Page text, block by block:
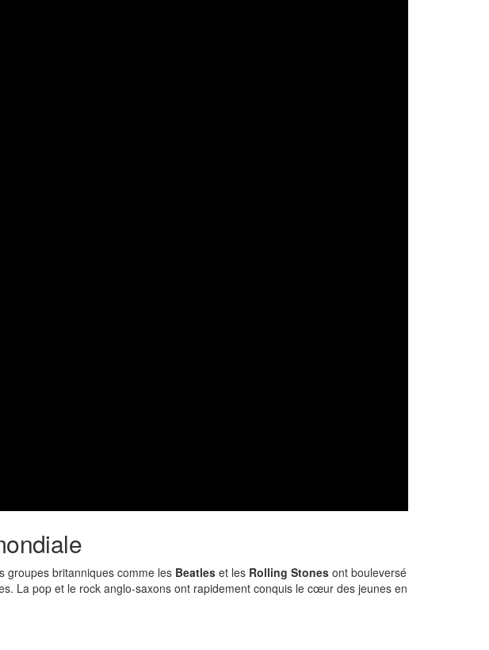
groupes britanniques comme les Beatles et les Rolling Stones ont bouleversé
La pop et le rock anglo-saxons ont rapidement conquis le cœur des jeunes en